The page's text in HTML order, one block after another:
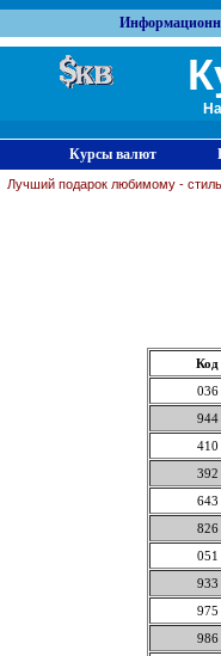
Курсы валют
Лучший подарок любимому -
Код
036
944
410
392
643
826
051
933
975
986